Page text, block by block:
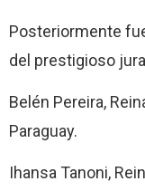
Posteriormente
del prestigioso
Belén Pereira,
Paraguay.
Ihansa Tanoni,